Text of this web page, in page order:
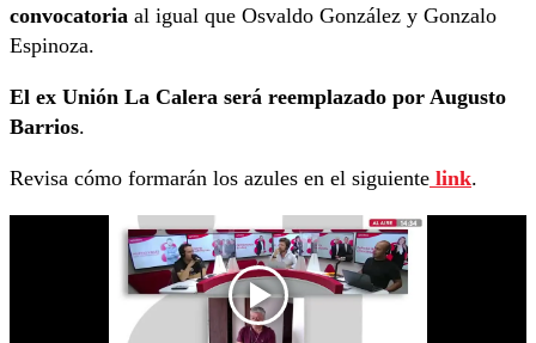
convocatoria al igual que Osvaldo González y Gonzalo
Espinoza.
El ex Unión La Calera será reemplazado por Augusto
Barrios.
Revisa cómo formarán los azules en el siguiente link.